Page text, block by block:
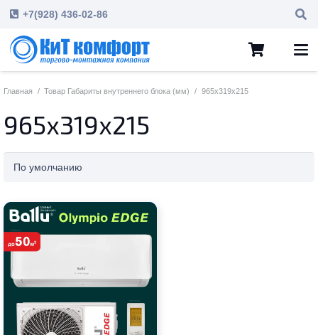
+7(928) 436-02-86
Главная / Товар Габариты внутреннего блока (мм) / 965x319x215
965x319x215